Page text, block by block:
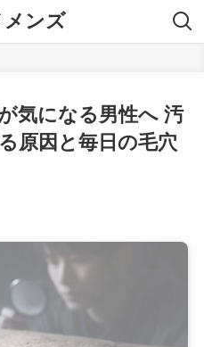
メンズ
気になる男性へ 汚
原因と毎日の毛穴